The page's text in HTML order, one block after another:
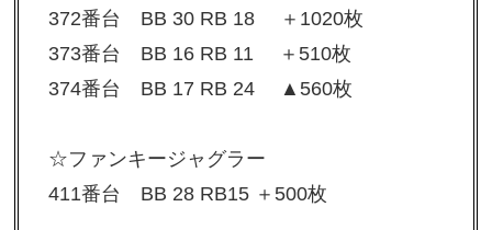
372番台 BB 30 RB 18 ＋1020枚
373番台 BB 16 RB 11 ＋510枚
374番台 BB 17 RB 24 ▲560枚
☆ファンキージャグラー
411番台 BB 28 RB15 ＋500枚